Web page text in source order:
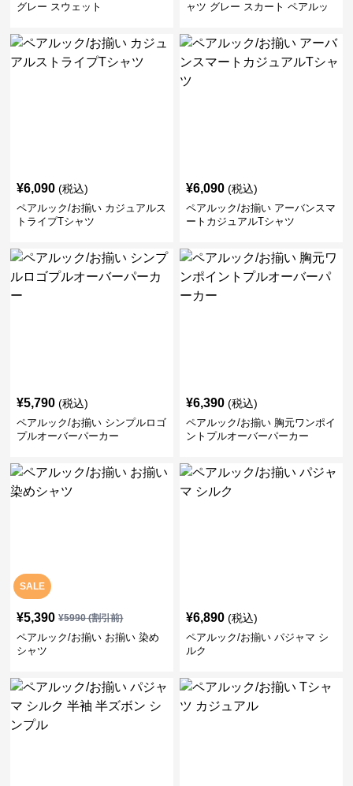
グレー スウェット
ャツ グレー スカート ペアルッ
¥6,090 (税込)
ペアルック/お揃い カジュアルス
トライプTシャツ
¥6,090 (税込)
ペアルック/お揃い アーバンスマ
ートカジュアルTシャツ
¥5,790 (税込)
ペアルック/お揃い シンプルロゴ
プルオーバーパーカー
¥6,390 (税込)
ペアルック/お揃い 胸元ワンポイ
ントプルオーバーパーカー
SALE
¥5,390 ¥5990(割引前)
ペアルック/お揃い お揃い 染め
シャツ
¥6,890 (税込)
ペアルック/お揃い パジャマ シ
ルク